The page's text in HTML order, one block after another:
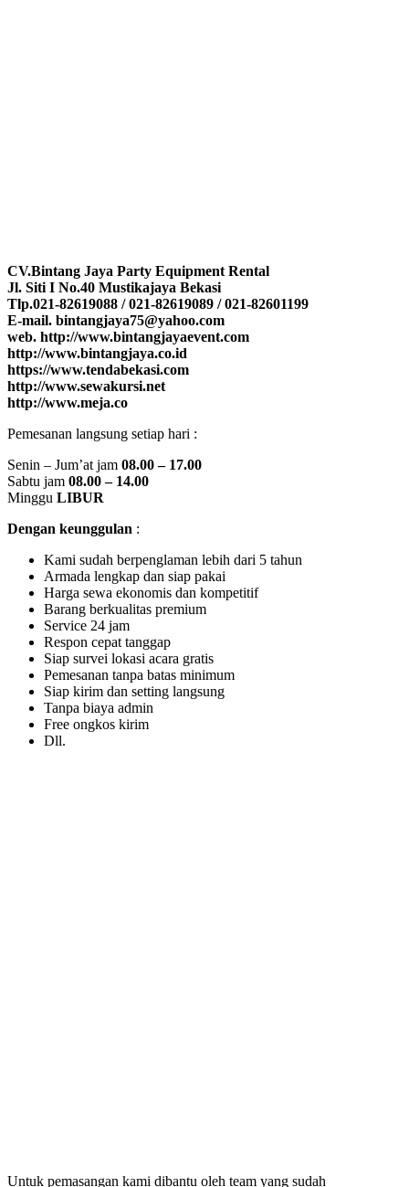
CV.Bintang Jaya Party Equipment Rental
Jl. Siti I No.40 Mustikajaya Bekasi
Tlp.021-82619088 / 021-82619089 / 021-82601199
E-mail. bintangjaya75@yahoo.com
web. http://www.bintangjayaevent.com
http://www.bintangjaya.co.id
https://www.tendabekasi.com
http://www.sewakursi.net
http://www.meja.co
Pemesanan langsung setiap hari :
Senin – Jum’at jam 08.00 – 17.00
Sabtu jam 08.00 – 14.00
Minggu LIBUR
Dengan keunggulan :
Kami sudah berpenglaman lebih dari 5 tahun
Armada lengkap dan siap pakai
Harga sewa ekonomis dan kompetitif
Barang berkualitas premium
Service 24 jam
Respon cepat tanggap
Siap survei lokasi acara gratis
Pemesanan tanpa batas minimum
Siap kirim dan setting langsung
Tanpa biaya admin
Free ongkos kirim
Dll.
Untuk pemasangan kami dibantu oleh team yang sudah